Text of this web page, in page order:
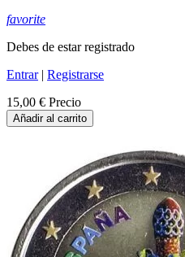
favorite
Debes de estar registrado
Entrar| Registrarse
15,00 € Precio
Añadir al carrito